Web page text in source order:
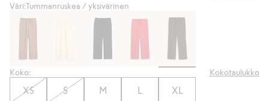
Väri:Tummanruskea / yksivärinen
Koko: Kokotaulukko
XS S M L XL